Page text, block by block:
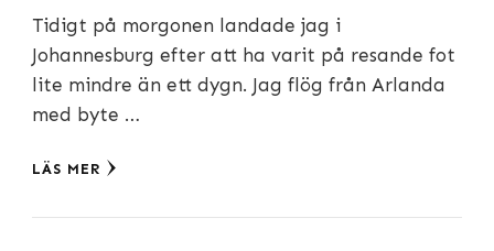
Tidigt på morgonen landade jag i
Johannesburg efter att ha varit på resande fot
lite mindre än ett dygn. Jag flög från Arlanda
med byte …
LÄS MER